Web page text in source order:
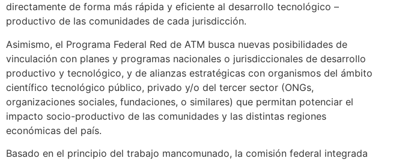
directamente de forma más rápida y eficiente al desarrollo tecnológico –
productivo de las comunidades de cada jurisdicción.
Asimismo, el Programa Federal Red de ATM busca nuevas posibilidades de
vinculación con planes y programas nacionales o jurisdiccionales de desarrollo
productivo y tecnológico, y de alianzas estratégicas con organismos del ámbito
científico tecnológico público, privado y/o del tercer sector (ONGs,
organizaciones sociales, fundaciones, o similares) que permitan potenciar el
impacto socio-productivo de las comunidades y las distintas regiones
económicas del país.
Basado en el principio del trabajo mancomunado, la comisión federal integrada